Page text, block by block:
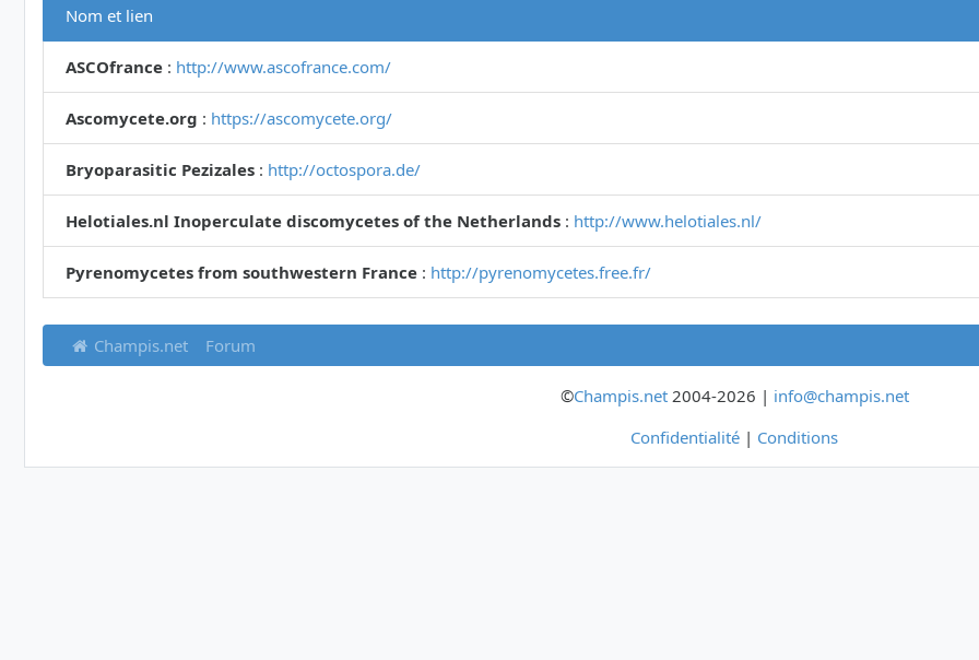
Nom et lien
ASCOfrance : http://www.ascofrance.com/
Ascomycete.org : https://ascomycete.org/
Bryoparasitic Pezizales : http://octospora.de/
Helotiales.nl Inoperculate discomycetes of the Netherlands : http://www.helotiales.nl/
Pyrenomycetes from southwestern France : http://pyrenomycetes.free.fr/
Champis.net Forum
©Champis.net2004-2026 | info@champis.net
Confidentialité | Conditions